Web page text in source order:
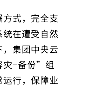
式，完全支
在遭受自然
集团中央云
灾+备份”组
行，保障业